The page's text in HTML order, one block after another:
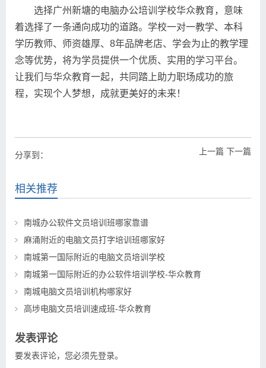
选择广州新塘的电脑办公培训学校华众教育，意味
着选择了一条通向成功的道路。学校一对一教学、本科
学历教师、师资雄厚、8年品牌老店、学会为止的教学理
念等优势，将为学员提供一个优质、实用的学习平台。
让我们与华众教育一起，共同踏上助力职场成功的旅
程，实现个人梦想，成就更美好的未来！
上一篇 下一篇
分享到：
相关推荐
南城办公软件文员培训班哪家靠谱
麻涌附近的电脑文员打字培训班哪家好
南城第一国际附近的电脑文员培训学校
南城第一国际附近的办公软件培训学校-华众教育
南城电脑文员培训机构哪家好
高埗电脑文员培训速成班-华众教育
发表评论
要发表评论，您必须先登录。